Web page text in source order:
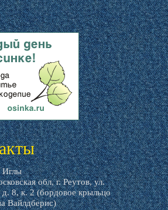
Иглы
обл, г. Реутов, ул.
д. 8, к. 2 (бордовое крыльцо
Вайлдберис)